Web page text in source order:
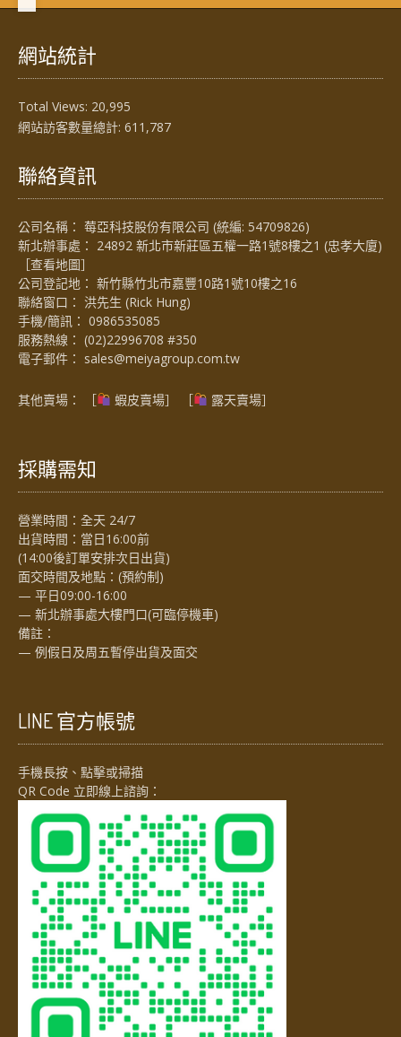
網站統計
Total Views: 20,995
網站訪客數量總計: 611,787
聯絡資訊
公司名稱： 莓亞科技股份有限公司 (統編: 54709826)
新北辦事處： 24892 新北市新莊區五權一路1號8樓之1 (忠孝大廈)
［查看地圖］
公司登記地： 新竹縣竹北市嘉豐10路1號10樓之16
聯絡窗口： 洪先生 (Rick Hung)
手機/簡訊： 0986535085
服務熱線： (02)22996708 #350
電子郵件： sales@meiyagroup.com.tw
其他賣場： ［ 蝦皮賣場］ ［ 露天賣場］
採購需知
營業時間：全天 24/7
出貨時間：當日16:00前
(14:00後訂單安排次日出貨)
面交時間及地點：(預約制)
— 平日09:00-16:00
— 新北辦事處大樓門口(可臨停機車)
備註：
— 例假日及周五暫停出貨及面交
LINE 官方帳號
手機長按、點擊或掃描
QR Code 立即線上諮詢：